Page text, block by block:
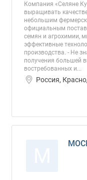
Компания «Селяне
выращивать
небольшим
официальным
семян и агрохимии,
эффективные
производства. - Не
получения большей
востребованных и...
Россия,